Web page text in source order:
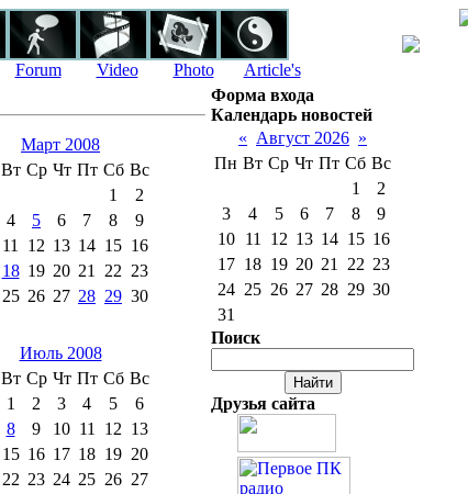
Forum Video Photo Article's
Март 2008
Вт Ср Чт Пт Сб Вс
1
2
4 5 6 7 8
9
11 12 13 14 15 16
18 19 20 21 22 23
25 26 27 28 29 30
Июль 2008
Вт Ср Чт Пт Сб Вс
1
2 3 4 5
6
8 9 10 11 12 13
15 16 17 18 19 20
22 23 24 25 26 27
Форма входа
Календарь новостей
« Август 2026 »
Пн Вт Ср Чт Пт Сб Вс
1
2
3
4 5 6 7 8
9
10
11 12 13 14 15 16
17 18 19 20 21 22 23
24 25 26 27 28 29 30
31
Поиск
Друзья сайта